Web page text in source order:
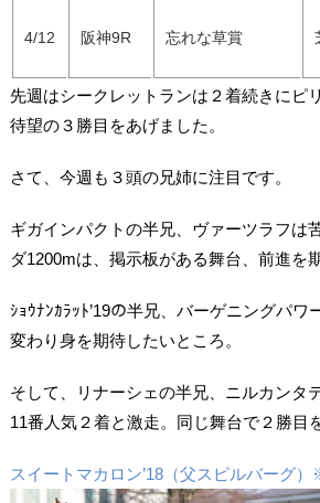
4/12 阪神9R 忘れな草賞
先週はシークレットランは２着続きにピ
待望の３勝目をあげました。
さて、今週も３頭の兄姉に注目です。
ギガインパクトの半兄、ヴァーツラフは
ダ1200mは、掲示板がある舞台、前進を
ｼｮｳﾅﾝｶﾗｯﾄ’19の半兄、バーゲニングパワ
変わり身を期待したいところ。
そして、リナーシェの半兄、ニルカンタ
11番人気２着と激走。同じ舞台で２勝目
スイートマカロン’18（父スピルバーグ